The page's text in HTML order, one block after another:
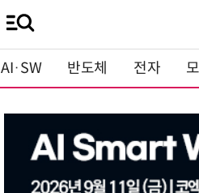
AI·SW 반도체 전자